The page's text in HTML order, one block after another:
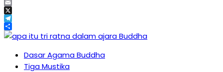
Facebook
Email
X
Telegram
Share
Dasar Agama Buddha
Tiga Mustika